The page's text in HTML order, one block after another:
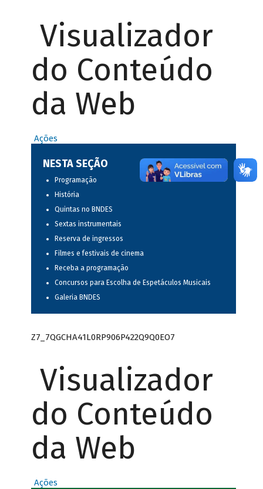
Visualizador
do Conteúdo
da Web
Ações
NESTA SEÇÃO
Programação
História
Quintas no BNDES
Sextas instrumentais
Reserva de ingressos
Filmes e festivais de cinema
Receba a programação
Concursos para Escolha de Espetáculos Musicais
Galeria BNDES
Z7_7QGCHA41L0RP906P422Q9Q0EO7
Visualizador
do Conteúdo
da Web
Ações